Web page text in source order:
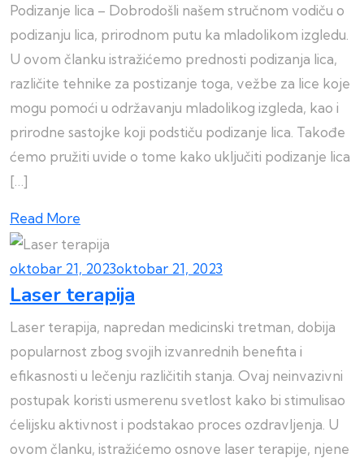
Podizanje lica – Dobrodošli našem stručnom vodiču o
podizanju lica, prirodnom putu ka mladolikom izgledu.
U ovom članku istražićemo prednosti podizanja lica,
različite tehnike za postizanje toga, vežbe za lice koje
mogu pomoći u održavanju mladolikog izgleda, kao i
prirodne sastojke koji podstiču podizanje lica. Takođe
ćemo pružiti uvide o tome kako uključiti podizanje lica
[…]
Read More
oktobar 21, 2023oktobar 21, 2023
Laser terapija
Laser terapija, napredan medicinski tretman, dobija
popularnost zbog svojih izvanrednih benefita i
efikasnosti u lečenju različitih stanja. Ovaj neinvazivni
postupak koristi usmerenu svetlost kako bi stimulisao
ćelijsku aktivnost i podstakao proces ozdravljenja. U
ovom članku, istražićemo osnove laser terapije, njene